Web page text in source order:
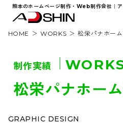
熊本のホームページ制作・Web制作会社｜ア
HOME WORKS 松栄パナホー
制作実績
松栄パナホー
GRAPHIC DESIGN